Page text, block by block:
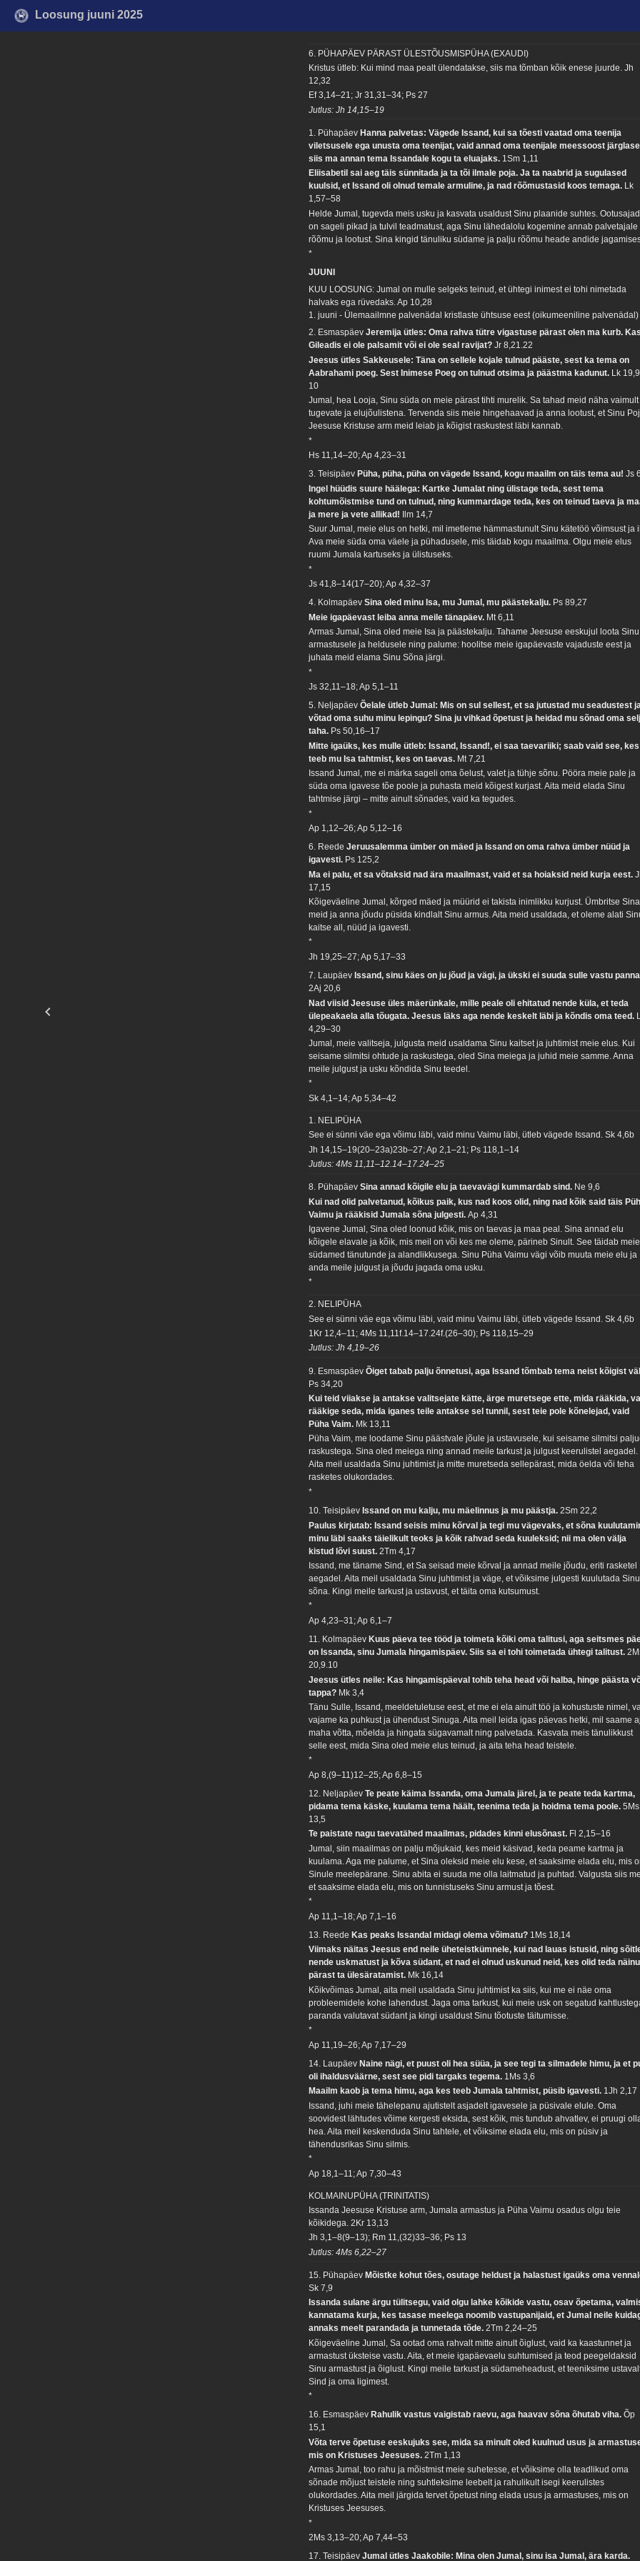
Loosung juuni 2025
6. PÜHAPÄEV PÄRAST ÜLESTÕUSMISPÜHA (EXAUDI)
Kristus ütleb: Kui mind maa pealt ülendatakse, siis ma tõmban kõik enese juurde.Jh
12,32
Ef 3,14–21; Jr 31,31–34; Ps 27
Jutlus: Jh 14,15–19
1. Pühapäev Hanna palvetas: Vägede Issand, kui sa tõesti vaatad oma teenija
viletsusele ega unusta oma teenijat, vaid annad oma teenijale meessoost
siis ma annan tema Issandale kogu ta eluajaks. 1Sm 1,11
Eliisabetil sai aeg täis sünnitada ja ta tõi ilmale poja. Ja ta naabrid ja sugulased
kuulsid, et Issand oli olnud temale armuline, ja nad rõõmustasid koos temaga. Lk
1,57–58
Helde Jumal, tugevda meis usku ja kasvata usaldust Sinu plaanide suhtes. Ootusajad
on sageli pikad ja tulvil teadmatust, aga Sinu lähedalolu kogemine annab palvetajale
rõõmu ja lootust. Sina kingid tänuliku südame ja palju rõõmu heade andide
*
JUUNI
KUU LOOSUNG: Jumal on mulle selgeks teinud, et ühtegi inimest ei tohi nimetada
halvaks ega rüvedaks.Ap 10,28
1. juuni - Ülemaailmne palvenädal kristlaste ühtsuse eest (oikumeeniline palvenädal)
2. EsmaspäevJeremija ütles: Oma rahva tütre vigastuse pärast olen ma kurb. Kas
Gileadis ei ole palsamit või ei ole seal ravijat?Jr 8,21.22
Jeesus ütles Sakkeusele: Täna on sellele kojale tulnud pääste, sest ka tema on
Aabrahami poeg. Sest Inimese Poeg on tulnud otsima ja päästma kadunut. Lk
10
Jumal, hea Looja, Sinu süda on meie pärast tihti murelik. Sa tahad meid näha vaimult
tugevate ja elujõulistena. Tervenda siis meie hingehaavad ja anna lootust, et Sinu
Jeesuse Kristuse arm meid leiab ja kõigist raskustest läbi kannab.
*
Hs 11,14–20; Ap 4,23–31
3. Teisipäev Püha, püha, püha on vägede Issand, kogu maailm on täis tema au!Js
Ingel hüüdis suure häälega: Kartke Jumalat ning ülistage teda, sest tema
kohtumõistmise tund on tulnud, ning kummardage teda, kes on teinud taeva ja
ja mere ja vete allikad! Ilm 14,7
Suur Jumal, meie elus on hetki, mil imetleme hämmastunult Sinu kätetöö võimsust ja
Ava meie süda oma väele ja pühadusele, mis täidab kogu maailma. Olgu meie elus
ruumi Jumala kartuseks ja ülistuseks.
*
Js 41,8–14(17–20); Ap 4,32–37
4. KolmapäevSina oled minu Isa, mu Jumal, mu päästekalju. Ps 89,27
Meie igapäevast leiba anna meile tänapäev. Mt 6,11
Armas Jumal, Sina oled meie Isa ja päästekalju. Tahame Jeesuse eeskujul loota Sinu
armastusele ja heldusele ning palume: hoolitse meie igapäevaste vajaduste eest ja
juhata meid elama Sinu Sõna järgi.
*
Js 32,11–18; Ap 5,1–11
5. NeljapäevÕelale ütleb Jumal: Mis on sul sellest, et sa jutustad mu seadustest
võtad oma suhu minu lepingu? Sina ju vihkad õpetust ja heidad mu sõnad oma
taha. Ps 50,16–17
Mitte igaüks, kes mulle ütleb: Issand, Issand!, ei saa taevariiki; saab vaid see, kes
teeb mu Isa tahtmist, kes on taevas. Mt 7,21
Issand Jumal, me ei märka sageli oma õelust, valet ja tühje sõnu. Pööra meie pale ja
süda oma igavese tõe poole ja puhasta meid kõigest kurjast. Aita meid elada Sinu
tahtmise järgi – mitte ainult sõnades, vaid ka tegudes.
*
Ap 1,12–26; Ap 5,12–16
6. ReedeJeruusalemma ümber on mäed ja Issand on oma rahva ümber nüüd ja
igavesti. Ps 125,2
Ma ei palu, et sa võtaksid nad ära maailmast, vaid et sa hoiaksid neid kurja eest.
17,15
Kõigeväeline Jumal, kõrged mäed ja müürid ei takista inimlikku kurjust. Ümbritse Sina
meid ja anna jõudu püsida kindlalt Sinu armus. Aita meid usaldada, et oleme alati
kaitse all, nüüd ja igavesti.
*
Jh 19,25–27; Ap 5,17–33
7. Laupäev Issand, sinu käes on ju jõud ja vägi, ja ükski ei suuda sulle vastu
2Aj 20,6
Nad viisid Jeesuse üles mäerünkale, mille peale oli ehitatud nende küla, et teda
ülepeakaela alla tõugata. Jeesus läks aga nende keskelt läbi ja kõndis oma teed.
4,29–30
Jumal, meie valitseja, julgusta meid usaldama Sinu kaitset ja juhtimist meie elus. Kui
seisame silmitsi ohtude ja raskustega, oled Sina meiega ja juhid meie samme. Anna
meile julgust ja usku kõndida Sinu teedel.
*
Sk 4,1–14; Ap 5,34–42
1. NELIPÜHA
See ei sünni väe ega võimu läbi, vaid minu Vaimu läbi, ütleb vägede Issand.Sk 4,6b
Jh 14,15–19(20–23a)23b–27; Ap 2,1–21; Ps 118,1–14
Jutlus: 4Ms 11,11–12.14–17.24–25
8. PühapäevSina annad kõigile elu ja taevavägi kummardab sind. Ne 9,6
Kui nad olid palvetanud, kõikus paik, kus nad koos olid, ning nad kõik said täis
Vaimu ja rääkisid Jumala sõna julgesti.Ap 4,31
Igavene Jumal, Sina oled loonud kõik, mis on taevas ja maa peal. Sina annad elu
kõigele elavale ja kõik, mis meil on või kes me oleme, pärineb Sinult. See täidab meie
südamed tänutunde ja alandlikkusega. Sinu Püha Vaimu vägi võib muuta meie elu ja
anda meile julgust ja jõudu jagada oma usku.
*
2. NELIPÜHA
See ei sünni väe ega võimu läbi, vaid minu Vaimu läbi, ütleb vägede Issand.Sk 4,6b
1Kr 12,4–11; 4Ms 11,11f.14–17.24f.(26–30); Ps 118,15–29
Jutlus: Jh 4,19–26
9. EsmaspäevÕiget tabab palju õnnetusi, aga Issand tõmbab tema neist kõigist
Ps 34,20
Kui teid viiakse ja antakse valitsejate kätte, ärge muretsege ette, mida rääkida,
rääkige seda, mida iganes teile antakse sel tunnil, sest teie pole kõnelejad, vaid
Püha Vaim. Mk 13,11
Püha Vaim, me loodame Sinu päästvale jõule ja ustavusele, kui seisame silmitsi
raskustega. Sina oled meiega ning annad meile tarkust ja julgust keerulistel aegadel.
Aita meil usaldada Sinu juhtimist ja mitte muretseda sellepärast, mida öelda või teha
rasketes olukordades.
*
10. Teisipäev Issand on mu kalju, mu mäelinnus ja mu päästja.2Sm 22,2
Paulus kirjutab: Issand seisis minu kõrval ja tegi mu vägevaks, et sõna
minu läbi saaks täielikult teoks ja kõik rahvad seda kuuleksid; nii ma olen välja
kistud lõvi suust.2Tm 4,17
Issand, me täname Sind, et Sa seisad meie kõrval ja annad meile jõudu, eriti rasketel
aegadel. Aita meil usaldada Sinu juhtimist ja väge, et võiksime julgesti kuulutada Sinu
sõna. Kingi meile tarkust ja ustavust, et täita oma kutsumust.
*
Ap 4,23–31; Ap 6,1–7
11. Kolmapäev Kuus päeva tee tööd ja toimeta kõiki oma talitusi, aga seitsmes
on Issanda, sinu Jumala hingamispäev. Siis sa ei tohi toimetada ühtegi talitust.
20,9.10
Jeesus ütles neile: Kas hingamispäeval tohib teha head või halba, hinge päästa
tappa? Mk 3,4
Tänu Sulle, Issand, meeldetuletuse eest, et me ei ela ainult töö ja kohustuste nimel,
vajame ka puhkust ja ühendust Sinuga. Aita meil leida igas päevas hetki, mil saame
maha võtta, mõelda ja hingata sügavamalt ning palvetada. Kasvata meis tänulikkust
selle eest, mida Sina oled meie elus teinud, ja aita teha head teistele.
*
Ap 8,(9–11)12–25; Ap 6,8–15
12. NeljapäevTe peate käima Issanda, oma Jumala järel, ja te peate teda kartma,
pidama tema käske, kuulama tema häält, teenima teda ja hoidma tema poole.5Ms
13,5
Te paistate nagu taevatähed maailmas, pidades kinni elusõnast. Fl 2,15–16
Jumal, siin maailmas on palju mõjukaid, kes meid käsivad, keda peame kartma ja
kuulama. Aga me palume, et Sina oleksid meie elu kese, et saaksime elada elu, mis
Sinule meelepärane. Sinu abita ei suuda me olla laitmatud ja puhtad. Valgusta siis
et saaksime elada elu, mis on tunnistuseks Sinu armust ja tõest.
*
Ap 11,1–18; Ap 7,1–16
13. Reede Kas peaks Issandal midagi olema võimatu? 1Ms 18,14
Viimaks näitas Jeesus end neile üheteistkümnele, kui nad lauas istusid, ning
nende uskmatust ja kõva südant, et nad ei olnud uskunud neid, kes olid teda
pärast ta ülesäratamist. Mk 16,14
Kõikvõimas Jumal, aita meil usaldada Sinu juhtimist ka siis, kui me ei näe oma
probleemidele kohe lahendust. Jaga oma tarkust, kui meie usk on segatud
paranda valutavat südant ja kingi usaldust Sinu tõotuste täitumisse.
*
Ap 11,19–26; Ap 7,17–29
14. Laupäev Naine nägi, et puust oli hea süüa, ja see tegi ta silmadele himu, ja et
oli ihaldusväärne, sest see pidi targaks tegema. 1Ms 3,6
Maailm kaob ja tema himu, aga kes teeb Jumala tahtmist, püsib igavesti. 1Jh 2,17
Issand, juhi meie tähelepanu ajutistelt asjadelt igavesele ja püsivale elule. Oma
soovidest lähtudes võime kergesti eksida, sest kõik, mis tundub ahvatlev, ei pruugi
hea. Aita meil keskenduda Sinu tahtele, et võiksime elada elu, mis on püsiv ja
tähendusrikas Sinu silmis.
*
Ap 18,1–11; Ap 7,30–43
KOLMAINUPÜHA (TRINITATIS)
Issanda Jeesuse Kristuse arm, Jumala armastus ja Püha Vaimu osadus olgu teie
kõikidega.2Kr 13,13
Jh 3,1–8(9–13); Rm 11,(32)33–36; Ps 13
Jutlus: 4Ms 6,22–27
15. PühapäevMõistke kohut tões, osutage heldust ja halastust igaüks oma
Sk 7,9
Issanda sulane ärgu tülitsegu, vaid olgu lahke kõikide vastu, osav õpetama,
kannatama kurja, kes tasase meelega noomib vastupanijaid, et Jumal neile
annaks meelt parandada ja tunnetada tõde.2Tm 2,24–25
Kõigeväeline Jumal, Sa ootad oma rahvalt mitte ainult õiglust, vaid ka kaastunnet ja
armastust üksteise vastu. Aita, et meie igapäevaelu suhtumised ja teod peegeldaksid
Sinu armastust ja õiglust. Kingi meile tarkust ja südameheadust, et teeniksime
Sind ja oma ligimest.
*
16. Esmaspäev Rahulik vastus vaigistab raevu, aga haavav sõna õhutab viha.Õp
15,1
Võta terve õpetuse eeskujuks see, mida sa minult oled kuulnud usus ja
mis on Kristuses Jeesuses.2Tm 1,13
Armas Jumal, too rahu ja mõistmist meie suhetesse, et võiksime olla teadlikud oma
sõnade mõjust teistele ning suhtleksime leebelt ja rahulikult isegi keerulistes
olukordades. Aita meil järgida tervet õpetust ning elada usus ja armastuses, mis on
Kristuses Jeesuses.
*
2Ms 3,13–20; Ap 7,44–53
17. TeisipäevJumal ütles Jaakobile: Mina olen Jumal, sinu isa Jumal, ära karda.